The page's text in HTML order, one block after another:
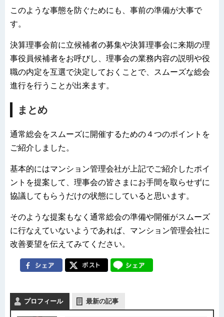
このような事態を防ぐためにも、事前の準備が大事で
す。
決算理事会前に立候補者の募集や決算理事会に来期の理
事役員候補者をお呼びし、理事会の業務内容の説明や役
職の内定を互選で決定しておくことで、スムーズな総会
進行を行うことが出来ます。
まとめ
通常総会をスムーズに開催するための４つのポイントを
ご紹介しました。
基本的にはマンション管理会社が上記でご紹介したポイ
ントを提案して、理事会の皆さまにお手間を取らせずに
協議してもらうだけの状態にしていると思います。
そのような提案もなく通常総会の準備や開催がスムーズ
に行なえていないようであれば、マンション管理会社に
改善要望を伝えてみてください。
プロフィール 最新の記事